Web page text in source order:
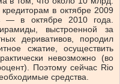
в октябре 2009
в октябре 2010 года.
выстроенной за
деривативов, породил
сжатие, осуществить
невозможно (во
Поэтому сейчас Rio
средства.